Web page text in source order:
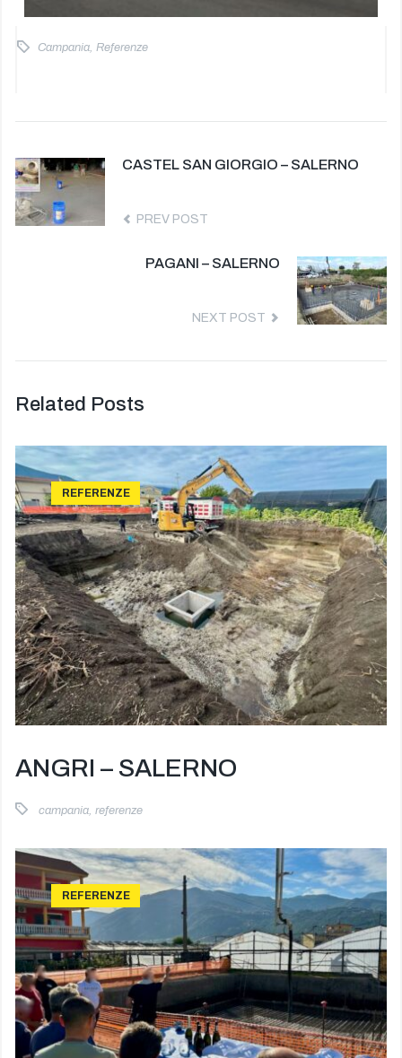
Campania Referenze
CASTEL SAN GIORGIO – SALERNO
PREV POST
PAGANI – SALERNO
NEXT POST
Related Posts
REFERENZE
ANGRI – SALERNO
campania referenze
REFERENZE